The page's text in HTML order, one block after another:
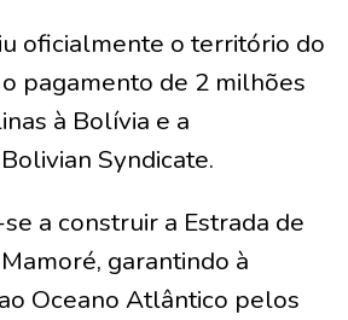
oficialmente o território do
pagamento de 2 milhões
à Bolívia e a
Syndicate.
a construir a Estrada de
garantindo à
Oceano Atlântico pelos